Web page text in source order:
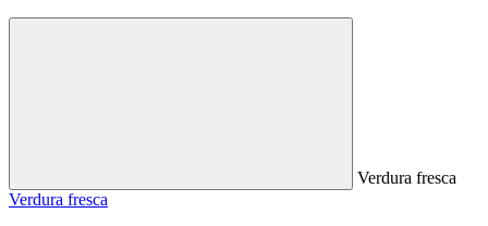
Verdura fresca
Verdura fresca